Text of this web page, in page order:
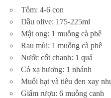
Tôm: 4-6 con
Dầu olive: 175-225ml
Mật ong: 1 muỗng cà phê
Rau mùi: 1 muỗng cà phê
Nước cốt chanh: 1 quả
Cỏ xạ hương: 1 nhánh
Muối hạt và tiêu đen xay
Giấm rượu: 6 muỗng canh